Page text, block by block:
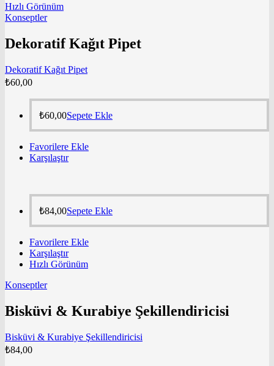
Hızlı Görünüm
Konseptler
Dekoratif Kağıt Pipet
Dekoratif Kağıt Pipet
₺60,00
₺60,00Sepete Ekle
Favorilere Ekle
Karşılaştır
₺84,00Sepete Ekle
Favorilere Ekle
Karşılaştır
Hızlı Görünüm
Konseptler
Bisküvi & Kurabiye Şekillendiricisi
Bisküvi & Kurabiye Şekillendiricisi
₺84,00